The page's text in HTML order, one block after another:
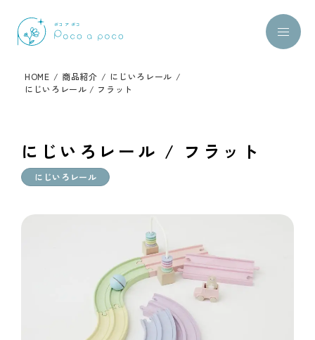
HOME / 商品紹介 / にじいろレール /
にじいろレール / フラット
にじいろレール / フラット
にじいろレール